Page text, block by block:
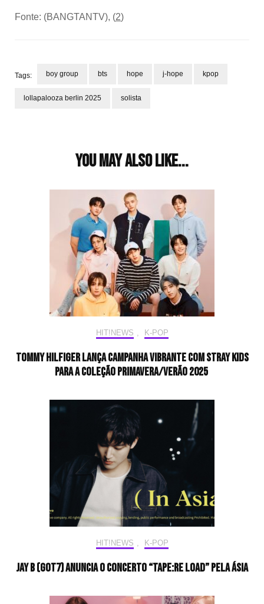
Fonte: (BANGTANTV), (2)
Tags: boy group bts hope j-hope kpop
lollapalooza berlin 2025 solista
You may also like...
HIT!NEWS , K-POP
Tommy Hilfiger lança campanha vibrante com Stray Kids
para a coleção Primavera/Verão 2025
HIT!NEWS , K-POP
Jay B (GOT7) anuncia o concerto “TAPE:RE LOAD” pela Ásia